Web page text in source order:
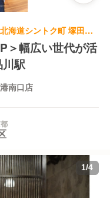
居酒屋, バル・バー | 店長・店長候補 | 北海道シントク町 塚田農場 品川港南口店
＞幅広い世代が活
駅
南口店
1/4